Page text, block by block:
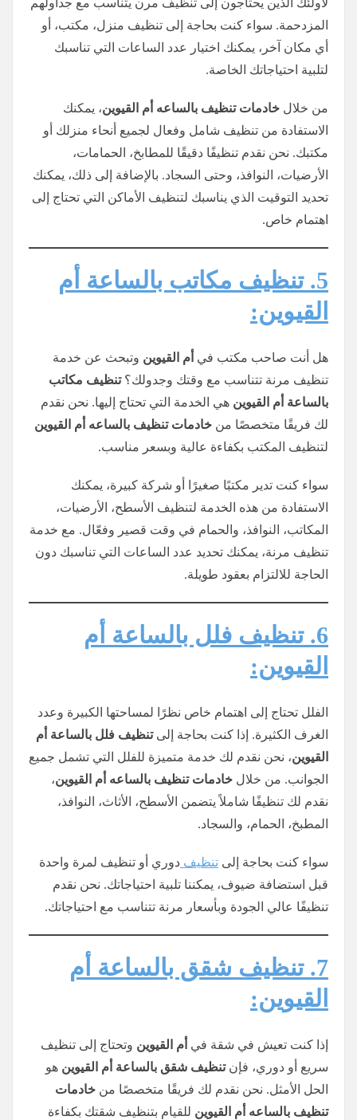
لأولئك الذين يحتاجون إلى تنظيف مرن يتناسب مع جداولهم
المزدحمة. سواء كنت بحاجة إلى تنظيف منزل، مكتب، أو
أي مكان آخر، يمكنك اختيار عدد الساعات التي تناسبك
لتلبية احتياجاتك الخاصة.
من خلال خادمات تنظيف بالساعه أم القيوين، يمكنك
الاستفادة من تنظيف شامل وفعال لجميع أنحاء منزلك أو
مكتبك. نحن نقدم تنظيفًا دقيقًا للمطابخ، الحمامات،
الأرضيات، النوافذ، وحتى السجاد. بالإضافة إلى ذلك، يمكنك
تحديد التوقيت الذي يناسبك لتنظيف الأماكن التي تحتاج إلى
اهتمام خاص.
5. تنظيف مكاتب بالساعة أم
القيوين:
هل أنت صاحب مكتب في أم القيوين وتبحث عن خدمة
تنظيف مرنة تتناسب مع وقتك وجدولك؟تنظيف مكاتب
بالساعة أم القيوين هي الخدمة التي تحتاج إليها. نحن نقدم
لك فريقًا متخصصًا من خادمات تنظيف بالساعه أم القيوين
لتنظيف المكتب بكفاءة عالية وبسعر مناسب.
سواء كنت تدير مكتبًا صغيرًا أو شركة كبيرة، يمكنك
الاستفادة من هذه الخدمة لتنظيف الأسطح، الأرضيات،
المكاتب، النوافذ، والحمام في وقت قصير وفعّال. مع خدمة
تنظيف مرنة، يمكنك تحديد عدد الساعات التي تناسبك دون
الحاجة للالتزام بعقود طويلة.
6. تنظيف فلل بالساعة أم
القيوين:
الفلل تحتاج إلى اهتمام خاص نظرًا لمساحتها الكبيرة وعدد
الغرف الكثيرة. إذا كنت بحاجة إلىتنظيف فلل بالساعة أم
القيوين، نحن نقدم لك خدمة متميزة للفلل التي تشمل جميع
الجوانب. من خلال خادمات تنظيف بالساعه أم القيوين،
نقدم لك تنظيفًا شاملاً يتضمن الأسطح، الأثاث، النوافذ،
المطبخ، الحمام، والسجاد.
سواء كنت بحاجة إلى تنظيف دوري أو تنظيف لمرة واحدة
قبل استضافة ضيوف، يمكننا تلبية احتياجاتك. نحن نقدم
تنظيفًا عالي الجودة وبأسعار مرنة تتناسب مع احتياجاتك.
7. تنظيف شقق بالساعة أم
القيوين:
إذا كنت تعيش في شقة في أم القيوين وتحتاج إلى تنظيف
سريع أو دوري، فإنتنظيف شقق بالساعة أم القيوين هو
الحل الأمثل. نحن نقدم لك فريقًا متخصصًا من خادمات
تنظيف بالساعه أم القيوين للقيام بتنظيف شقتك بكفاءة